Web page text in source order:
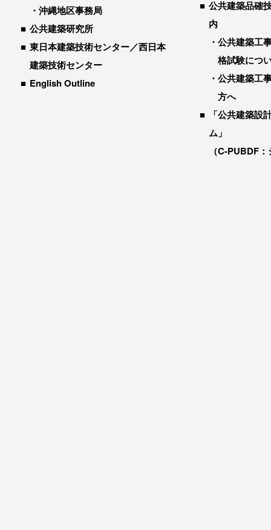
沖縄地区事務局
公共建築研究所
東日本建築技術センター／西日本
建築技術センター
English Outline
公共建築品確
内
公共建築工
格試験につ
公共建築工
方へ
「公共建築設
ム」
（C-PUBDF